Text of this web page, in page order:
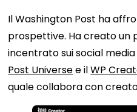
Il Washington Post ha
prospettive. Ha creato un
incentrato sui social
Post Universee ilWP
quale collabora con